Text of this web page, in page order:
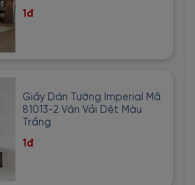
1đ
Giấy Dán Tường Imperial Mã
81013-2 Vân Vải Dệt Màu
Trắng
1đ